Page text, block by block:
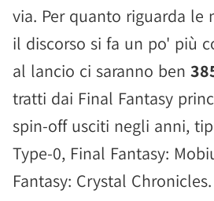
via. Per quanto riguarda le
il discorso si fa un po' più
al lancio ci saranno ben
tratti dai Final Fantasy
spin-off usciti negli anni,
Type-0, Final Fantasy:
Fantasy: Crystal Chronicles.